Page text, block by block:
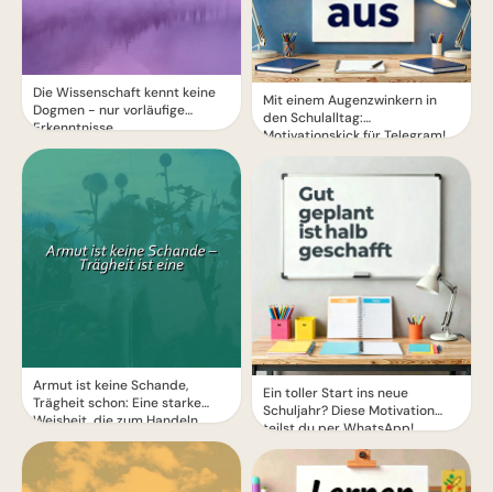
Die Wissenschaft kennt keine
Dogmen - nur vorläufige
Erkenntnisse
Armut ist keine Schande,
Trägheit schon: Eine starke
Weisheit, die zum Handeln
motiviert
Mit einem Augenzwinkern in
den Schulalltag:
Motivationskick für Telegram!
Ein toller Start ins neue
Schuljahr? Diese Motivation
teilst du per WhatsApp!